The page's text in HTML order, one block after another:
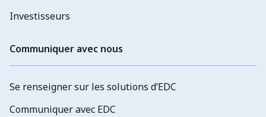
Investisseurs
Communiquer avec nous
Se renseigner sur les solutions d’EDC
Communiquer avec EDC